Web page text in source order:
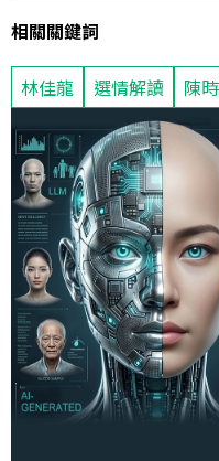
相關關鍵詞
林佳龍 選情解讀 陳